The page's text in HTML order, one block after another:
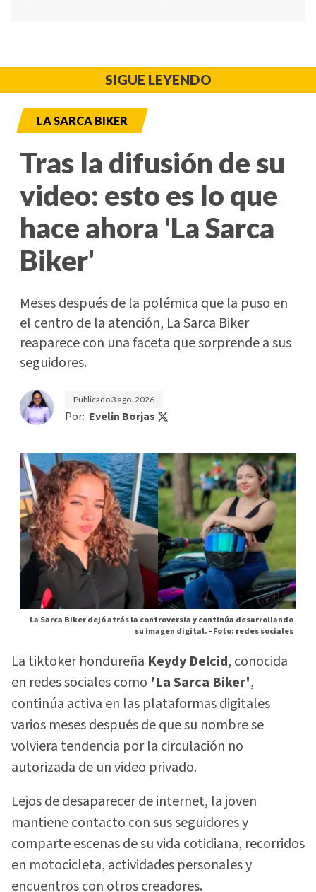
SIGUE LEYENDO
LA SARCA BIKER
Tras la difusión de su
video: esto es lo que
hace ahora 'La Sarca
Biker'
Meses después de la polémica que la puso en
el centro de la atención, La Sarca Biker
reaparece con una faceta que sorprende a sus
seguidores.
Publicado3 ago. 2026
Por: Evelin Borjas
La Sarca Biker dejó atrás la controversia y continúa desarrollando
su imagen digital. -Foto: redes sociales
La tiktoker hondureña Keydy Delcid, conocida
en redes sociales como 'La Sarca Biker',
continúa activa en las plataformas digitales
varios meses después de que su nombre se
volviera tendencia por la circulación no
autorizada de un video privado.
Lejos de desaparecer de internet, la joven
mantiene contacto con sus seguidores y
comparte escenas de su vida cotidiana, recorridos
en motocicleta, actividades personales y
encuentros con otros creadores.